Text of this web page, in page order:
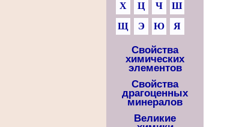
Х
Ц Ч
Ш
Щ
Э Ю Я
Свойства
химических
элементов
Свойства
драгоценных
минералов
Великие